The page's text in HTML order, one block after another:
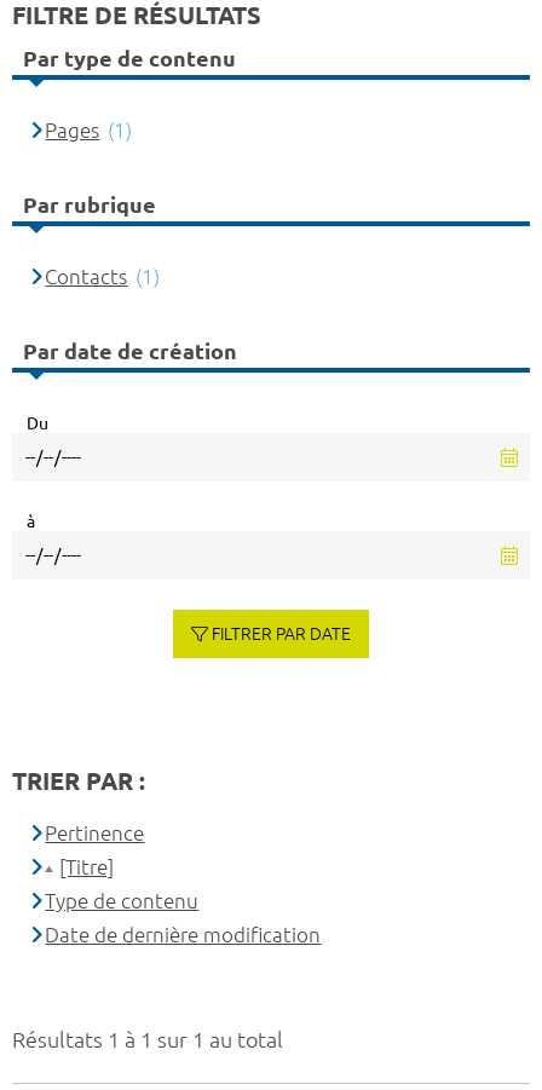
Résultats 1 à 1 sur 1 au total
FILTRE DE RÉSULTATS
Par type de contenu
Pages (1)
Par rubrique
Contacts (1)
Par date de création
Du
à
FILTRER PAR DATE
TRIER PAR :
Pertinence
[Titre]
Type de contenu
Date de dernière modification